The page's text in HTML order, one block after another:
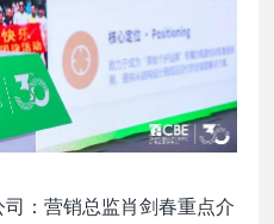
：营销总监肖剑春重点介